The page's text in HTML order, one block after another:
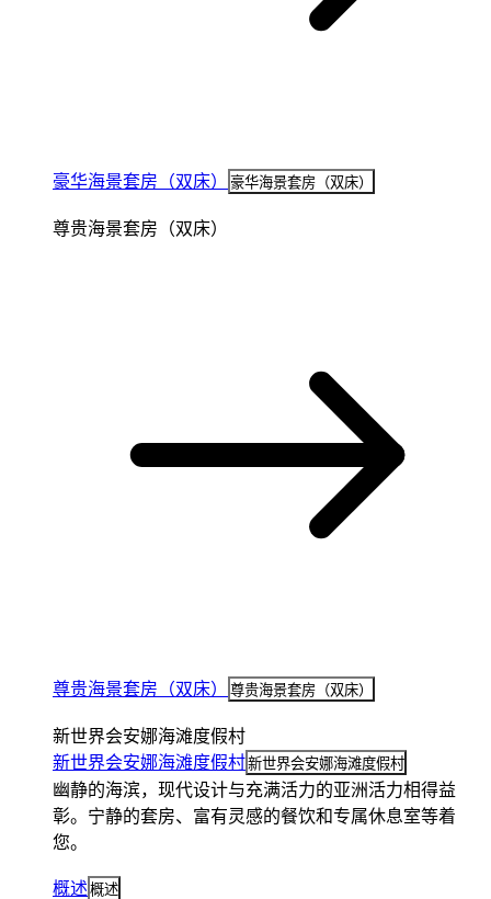
豪华海景套房（双床） 豪华海景套房（双床）
尊贵海景套房（双床）
尊贵海景套房（双床） 尊贵海景套房（双床）
新世界会安娜海滩度假村
新世界会安娜海滩度假村新世界会安娜海滩度假村
幽静的海滨，现代设计与充满活力的亚洲活力相得益
彰。宁静的套房、富有灵感的餐饮和专属休息室等着
您。
概述 概述